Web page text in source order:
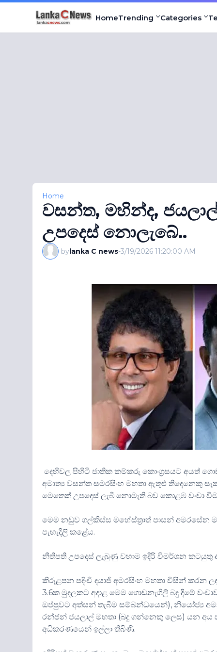
HomeTrending Categories
Home
වසන්ත, මහින්ද,
උපදෙස් නොලැබේ..
bylanka C news-3/19/2026 11:20:00 AM
දෙහිවල පිහිටි ජාතික කම්කරු කොංග්‍රසයට අයත්
අමාත්‍ය වසන්ත සමරසිංහ මහතා ඇතුළු තිදෙනෙකු
මෙතෙක් උපදෙස් ලැබී නොමැති බව කොළඹ වංචා
මෙම නඩුව ගල්කිස්ස මහේස්ත්‍රාත් පාසන් අමරසේන
පැහැදිලි කළේය.
නීතිපති උපදෙස් ලැබුණු වහාම ඉදිරි විමර්ශන
කිරුළපන පදිංචි දයාජි අමරසිංහ මහතා විසින්
3.6ක මුදලකට අදාළ මෙම ගොඩනැගිලි බදු දීමේ
ඔප්පුවට අත්සන් තැබීම සම්බන්ධයෙන්), නියෝජ්‍ය
රන්ජන් ජයලාල් මහතා (බදු ගන්නෙකු ලෙස) යන
අධිකරණයෙන් ඉල්ලා තිබිණි.